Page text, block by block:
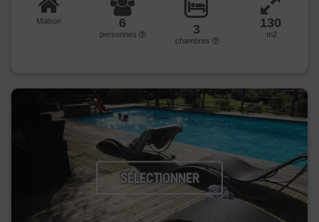
Maison 6
personnes 3
chambres
130
m2
SÉLECTIONNER